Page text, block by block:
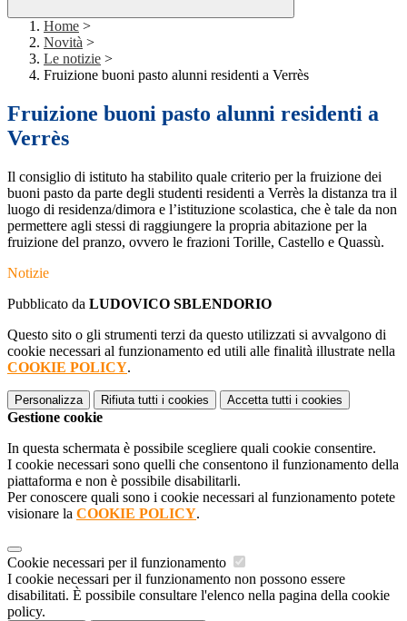
Home >
Novità >
Le notizie >
Fruizione buoni pasto alunni residenti a Verrès
Fruizione buoni pasto alunni residenti a
Verrès
Il consiglio di istituto ha stabilito quale criterio per la fruizione dei
buoni pasto da parte degli studenti residenti a Verrès la distanza tra il
luogo di residenza/dimora e l’istituzione scolastica, che è tale da non
permettere agli stessi di raggiungere la propria abitazione per la
fruizione del pranzo, ovvero le frazioni Torille, Castello e Quassù.
Notizie
Pubblicato da LUDOVICO SBLENDORIO
Questo sito o gli strumenti terzi da questo utilizzati si avvalgono di
cookie necessari al funzionamento ed utili alle finalità illustrate nella
COOKIE POLICY.
Personalizza Rifiuta tutti i cookies Accetta tutti i cookies
Gestione cookie
In questa schermata è possibile scegliere quali cookie consentire.
I cookie necessari sono quelli che consentono il funzionamento della
piattaforma e non è possibile disabilitarli.
Per conoscere quali sono i cookie necessari al funzionamento potete
visionare la COOKIE POLICY.
Cookie necessari per il funzionamento
I cookie necessari per il funzionamento non possono essere
disabilitati. È possibile consultare l'elenco nella pagina della cookie
policy.